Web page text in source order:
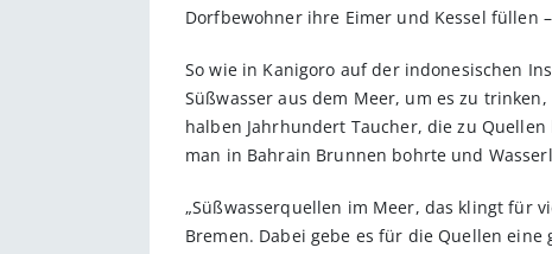
Dorfbewohner ihre Eimer und Kessel füllen
So wie in Kanigoro auf der indonesischen
Süßwasser aus dem Meer, um es zu
halben Jahrhundert Taucher, die zu
man in Bahrain Brunnen bohrte und
„Süßwasserquellen im Meer, das klingt für
Bremen. Dabei gebe es für die Quellen